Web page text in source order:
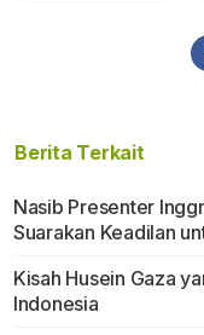
Berita Terkait
Nasib Presenter
Suarakan Keadilan
Kisah Husein Gaza
Indonesia